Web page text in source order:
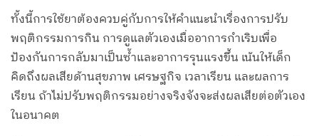
ทั้งนี้การใช้ยาต้องควบคู่กับการให้คำแนะนำเรื่องการปรับ
พฤติกรรมการกิน การดูแลตัวเองเมื่ออาการกำเริบเพื่อ
ป้องกันการกลับมาเป็นซ้ำและอาการรุนแรงขึ้น เน้นให้เด็ก
คิดถึงผลเสียด้านสุขภาพ เศรษฐกิจ เวลาเรียน และผลการ
เรียน ถ้าไม่ปรับพฤติกรรมอย่างจริงจังจะส่งผลเสียต่อตัวเอง
ในอนาคต